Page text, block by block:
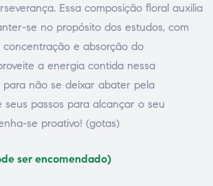
Essa composição floral auxilia
se no propósito dos estudos, com
e absorção do
a energia contida nessa
para não se deixar abater pela
seus passos para alcançar o seu
se proativo! (gotas)
ser encomendado)